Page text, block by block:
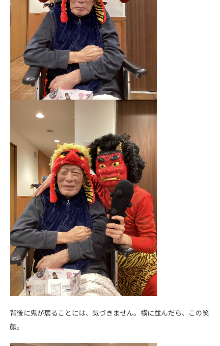
背後に鬼が居ることには、気づきません。横に並んだら、この笑
顔。